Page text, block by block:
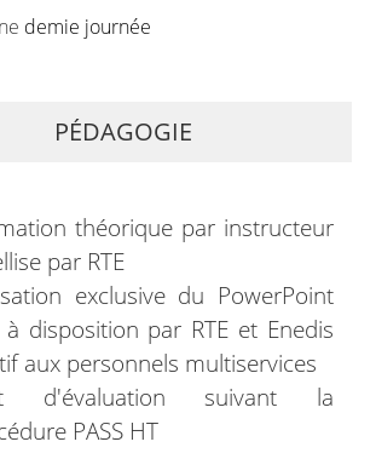
demie journée
PÉDAGOGIE
théorique par instructeur
par RTE
exclusive du PowerPoint
disposition par RTE et Enedis
aux personnels multiservices
d'évaluation suivant la
PASS HT